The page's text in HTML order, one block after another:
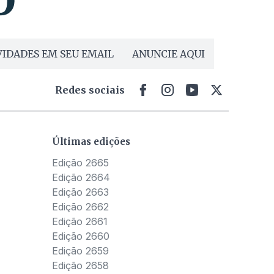
EM SEU EMAIL ANUNCIE AQUI
Redes sociais
Últimas edições
Edição 2665
Edição 2664
Edição 2663
Edição 2662
Edição 2661
Edição 2660
Edição 2659
Edição 2658